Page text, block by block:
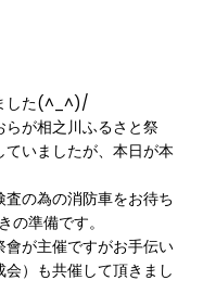
した(^_^)/
が相之川ふるさと祭
いましたが、本日が本
の為の消防車をお待ち
の準備です。
が主催ですがお手伝い
）も共催して頂きまし